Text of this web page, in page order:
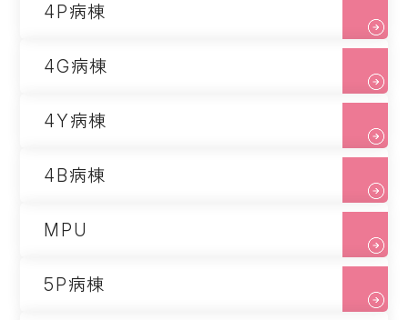
4P病棟
4G病棟
4Y病棟
4B病棟
MPU
5P病棟